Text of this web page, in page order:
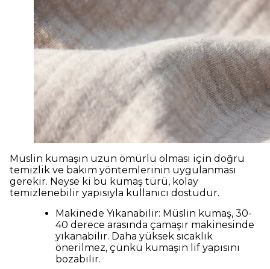
Müslin kumaşın uzun ömürlü olması için doğru
temizlik ve bakım yöntemlerinin uygulanması
gerekir. Neyse ki bu kumaş türü, kolay
temizlenebilir yapısıyla kullanıcı dostudur.
Makinede Yıkanabilir: Müslin kumaş, 30-
40 derece arasında çamaşır makinesinde
yıkanabilir. Daha yüksek sıcaklık
önerilmez, çünkü kumaşın lif yapısını
bozabilir.